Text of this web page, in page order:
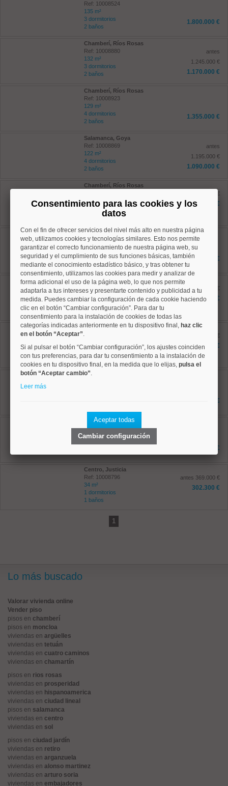
Ref: 10008524
135 m²
3 dormitorios
2 baños
1.800.000 €
Chamberí, Ríos Rosas
Ref: 10008880
132 m²
3 dormitorios
2 baños
antes
1.245.000 €
1.170.000 €
Chamberí, Ríos Rosas
Ref: 10008923
129 m²
4 dormitorios
2 baños
1.355.000 €
Salamanca, Goya
Ref: 10008869
122 m²
4 dormitorios
2 baños
antes
1.195.000 €
1.090.000 €
Chamberí, Ríos Rosas
112 m²
2 dormitorios
2 baños
antes 739.000 €
678.000 €
Chamartín, El Viso
Ref: 10008490
105 m²
2 dormitorios
2 baños
849.000 €
Salamanca, Lista
Ref: 10008850
97 m²
3 dormitorios
2 baños
antes 620.000 €
585.000 €
Salamanca, Goya
Ref: 10008816
2 dormitorios
1 baños
antes 649.000 €
576.900 €
Salamanca, Goya
549.000 €
Salamanca, Goya
Ref: 10008512
42.84 m²
2 dormitorios
414.000 €
Centro, Justicia
Ref: 10008796
34 m²
1 dormitorios
1 baños
antes 369.000 €
302.300 €
1
Lo más buscado
Valorar vivienda online
Vender piso
pisos en chamberí
pisos en moncloa
viviendas en argüelles
viviendas en tetuán
viviendas en cuatro caminos
viviendas en chamartín
pisos en rios rosas
viviendas en prosperidad
viviendas en hispanoamerica
viviendas en ciudad lineal
pisos en salamanca
viviendas en centro
viviendas en sol
pisos en ciudad jardín
viviendas en retiro
viviendas en arganzuela
viviendas en alonso martinez
viviendas en arturo soria
viviendas en embajadores
Consentimiento para las cookies y los
datos
Con el fin de ofrecer servicios del nivel más alto en nuestra página
web, utilizamos cookies y tecnologías similares. Esto nos permite
garantizar el correcto funcionamiento de nuestra página web, su
seguridad y el cumplimiento de sus funciones básicas, también
mediante el conocimiento estadístico básico, y tras obtener tu
consentimiento, utilizamos las cookies para medir y analizar de
forma adicional el uso de la página web, lo que nos permite
adaptarla a tus intereses y presentarte contenido y publicidad a tu
medida. Puedes cambiar la configuración de cada cookie haciendo
clic en el botón “Cambiar configuración”. Para dar tu
consentimiento para la instalación de cookies de todas las
categorías indicadas anteriormente en tu dispositivo final, haz clic
en el botón “Aceptar”.
Si al pulsar el botón “Cambiar configuración”, los ajustes coinciden
con tus preferencias, para dar tu consentimiento a la instalación de
cookies en tu dispositivo final, en la medida que lo elijas, pulsa el
botón “Aceptar cambio”.
Leer más
Aceptar todas
Cambiar configuración